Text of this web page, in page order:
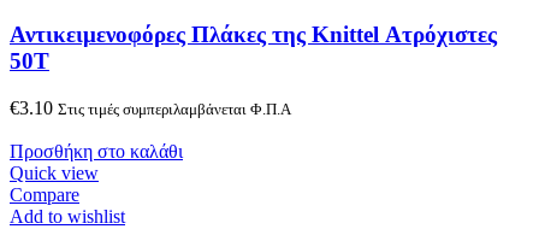
Αντικειμενοφόρες Πλάκες της Knittel Ατρόχιστες
50Τ
€3.10 Στις τιμές συμπεριλαμβάνεται Φ.Π.Α
Προσθήκη στο καλάθι
Quick view
Compare
Add to wishlist